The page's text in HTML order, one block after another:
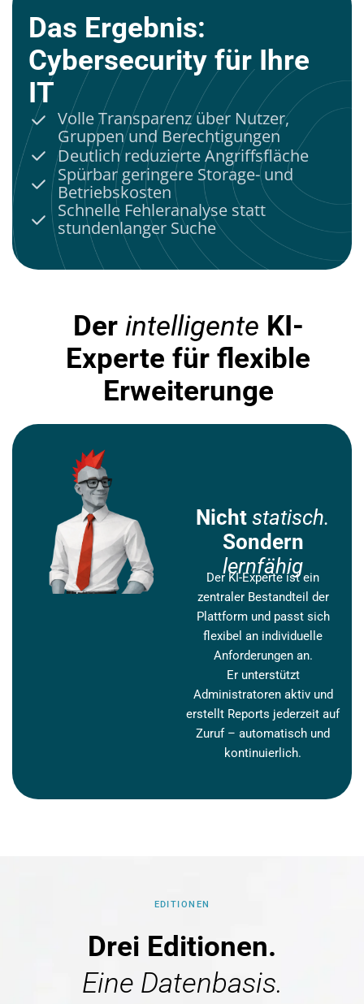
Das Ergebnis:
Cybersecurity für Ihre
IT
Volle Transparenz über Nutzer,
Gruppen und Berechtigungen
Deutlich reduzierte Angriffsfläche
Spürbar geringere Storage- und
Betriebskosten
Schnelle Fehleranalyse statt
stundenlanger Suche
Derintelligente KI-
Experte für flexible
Erweiterunge
Nicht statisch.
Sondern
lernfähig
Der KI-Experte ist ein
zentraler Bestandteil der
Plattform und passt sich
flexibel an individuelle
Anforderungen an.
Er unterstützt
Administratoren aktiv und
erstellt Reports jederzeit auf
Zuruf – automatisch und
kontinuierlich.
EDITIONEN
Drei Editionen.
Eine Datenbasis.